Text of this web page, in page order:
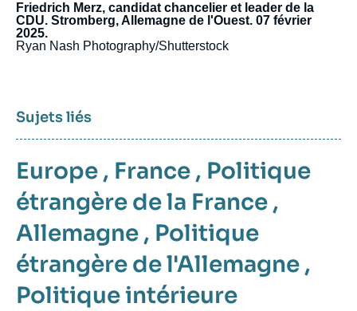
Friedrich Merz, candidat chancelier et leader de la
CDU. Stromberg, Allemagne de l'Ouest. 07 février
2025.
Ryan Nash Photography/Shutterstock
Sujets liés
Europe , France , Politique
étrangère de la France ,
Allemagne , Politique
étrangère de l'Allemagne ,
Politique intérieure